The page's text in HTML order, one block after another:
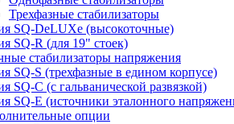
Трехфазные стабилизаторы
SQ-DeLUXe (высокоточные)
SQ-R (для 19" стоек)
стабилизаторы напряжения
SQ-S (трехфазные в едином корпусе)
SQ-C (с гальванической развязкой)
SQ-E (источники эталонного
опции